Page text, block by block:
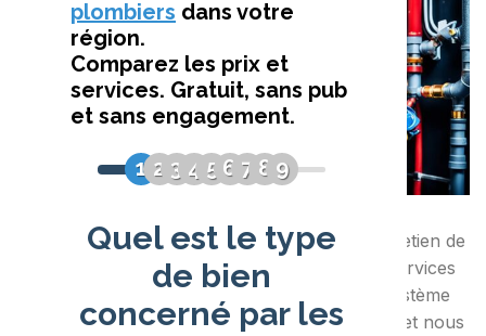
Vous cherchez un plombier qualifié pour l’entretien de
votre chaudière ? Notre entreprise offre des services
de réparation et de maintenance pour votre système
de chauffage.Nos chauffagistes sont certifiés et nous